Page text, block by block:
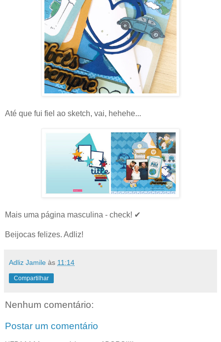
Até que fui fiel ao sketch, vai, hehehe...
Mais uma página masculina - check! ✔
Beijocas felizes. Adliz!
Adliz Jamile às 11:14
Compartilhar
Nenhum comentário:
Postar um comentário